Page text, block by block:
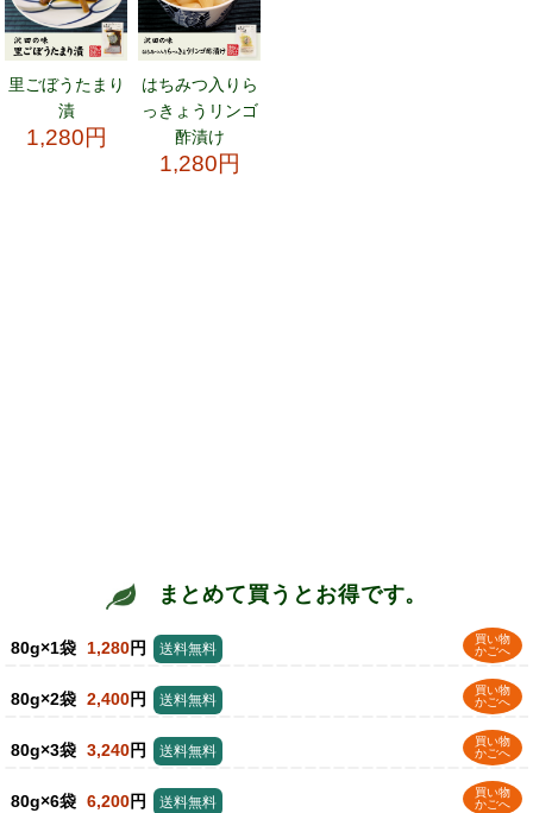
まとめて買うとお得です。
80g×1袋 1,280円
買い物
かごへ
送料無料
80g×2袋 2,400円
買い物
かごへ
送料無料
80g×3袋 3,240円
買い物
かごへ
送料無料
80g×6袋 6,200円
買い物
かごへ
送料無料